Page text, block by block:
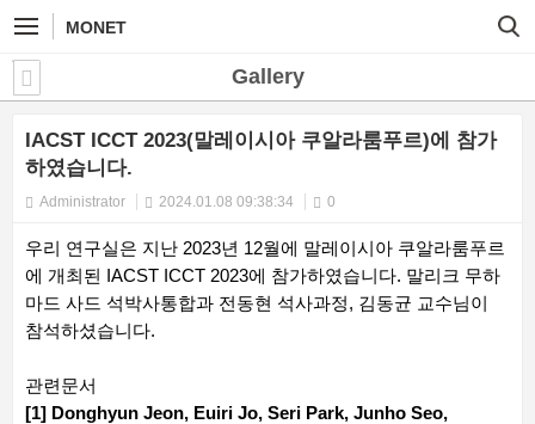
MONET
Gallery
IACST ICCT 2023(말레이시아 쿠알라룸푸르)에 참가
하였습니다.
Administrator 2024.01.08 09:38:34 0
우리 연구실은 지난 2023년 12월에 말레이시아 쿠알라룸푸르
에 개최된 IACST ICCT 2023에 참가하였습니다. 말리크 무하
마드 사드 석박사통합과 전동현 석사과정, 김동균 교수님이
참석하셨습니다.
관련문서
[1] Donghyun Jeon, Euiri Jo, Seri Park, Junho Seo,